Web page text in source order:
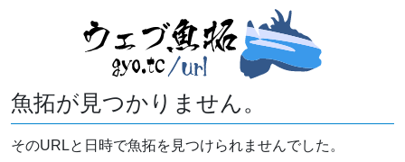
魚拓が見つかりません。
そのURLと日時で魚拓を見つけられませんでした。